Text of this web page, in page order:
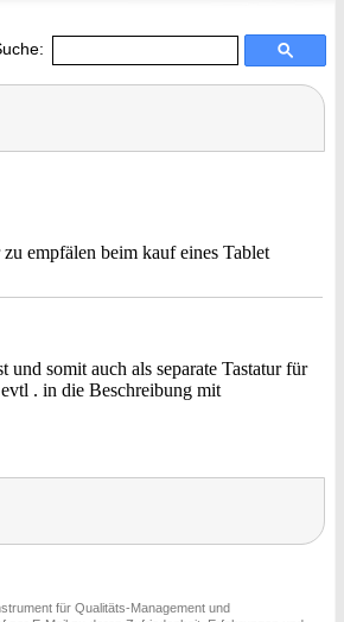
empfälen beim kauf eines Tablet
und somit auch als separate Tastatur für
. in die Beschreibung mit
für Qualitäts-Management und